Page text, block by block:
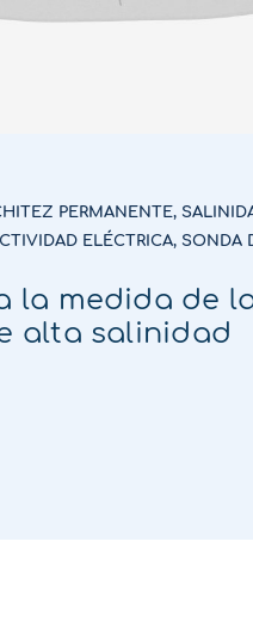
PERMANENTE,
ELÉCTRICA, SONDA
la medida de
alta salinidad